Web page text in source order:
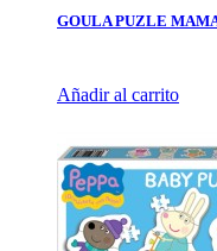
GOULA PUZLE
Añadir al carrito